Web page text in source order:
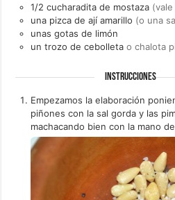
1/2 cucharadita de mostaza
una pizca de ají amarillo (o una
unas gotas de limón
un trozo de cebolleta o chalota
INSTRUCCIONES
Empezamos la elaboración
piñones con la sal gorda y las
machacando bien con la mano